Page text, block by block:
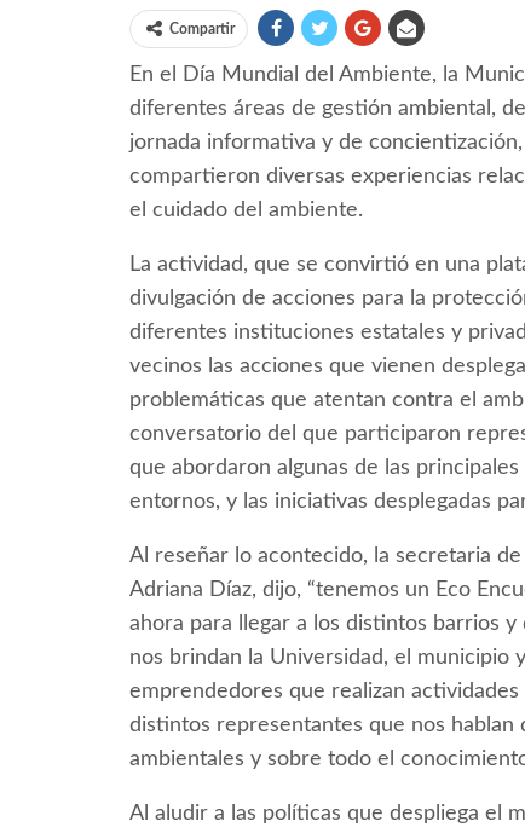
Compartir
En el Día Mundial del Ambiente, la
diferentes áreas de gestión ambiental,
jornada informativa y de concientización,
compartieron diversas experiencias
el cuidado del ambiente.
La actividad, que se convirtió en una
divulgación de acciones para la
diferentes instituciones estatales y
vecinos las acciones que vienen
problemáticas que atentan contra el
conversatorio del que participaron
que abordaron algunas de las
entornos, y las iniciativas desplegadas
Al reseñar lo acontecido, la secretaria
Adriana Díaz, dijo, “tenemos un Eco
ahora para llegar a los distintos barrios
nos brindan la Universidad, el municipio
emprendedores que realizan actividades
distintos representantes que nos hablan
ambientales y sobre todo el
Al aludir a las políticas que despliega el